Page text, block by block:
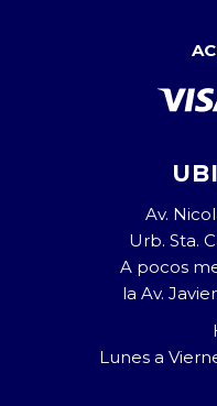
Av.
Urb. Sta.
A pocos
la Av.
Lunes a